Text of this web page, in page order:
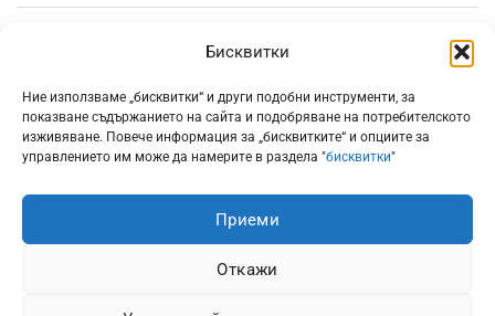
Бисквитки
Ние използваме „бисквитки“ и други подобни инструменти, за
показване съдържанието на сайта и подобряване на потребителското
изживяване. Повече информация за „бисквитките“ и опциите за
управлението им може да намерите в раздела "бисквитки"
Приеми
Откажи